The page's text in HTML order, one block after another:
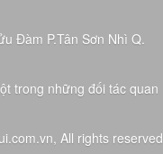
Đàm P.Tân Sơn Nhì Q.
trong những đối tác quan
All rights reserved